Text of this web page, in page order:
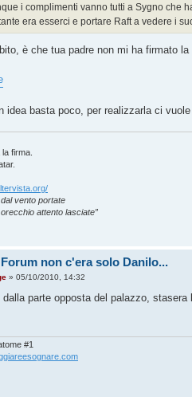
i complimenti vanno tutti a Sygno che
era esserci e portare Raft a vedere i
è che tua padre non mi ha firmato la
idea basta poco, per realizzarla ci
firma.
vento portate
attento lasciate”
non c'era solo Danilo...
» 05/10/2010, 14:32
dalla parte opposta del palazzo, stasera
#1